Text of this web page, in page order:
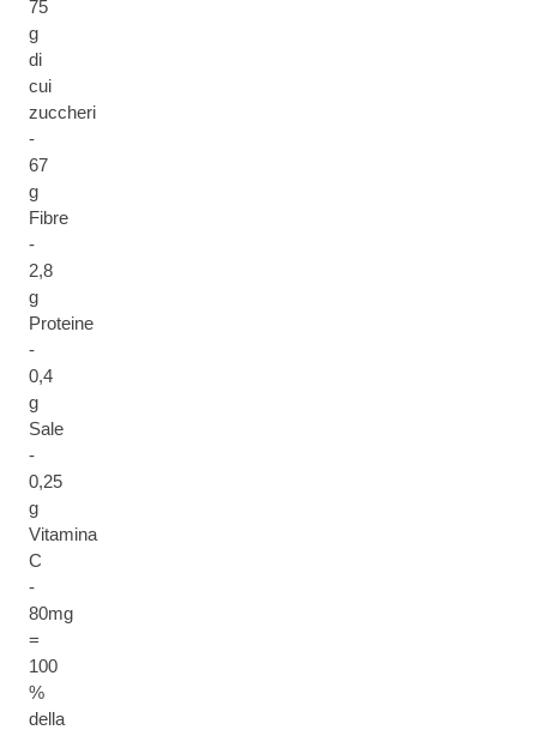
75
g
di
cui
zuccheri
-
67
g
Fibre
-
2,8
g
Proteine
-
0,4
g
Sale
-
0,25
g
Vitamina
C
-
80mg
=
100
%
della